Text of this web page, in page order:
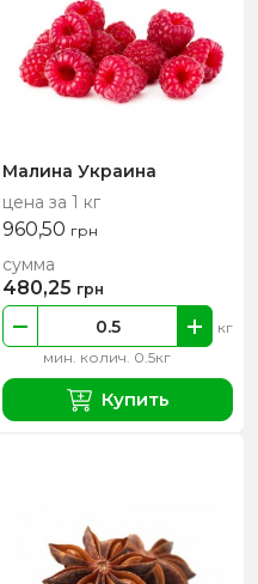
Малина Украина
цена за 1 кг
960,50 грн
мин. колич. 0.5кг
кг
сумма
480,25 грн
Купить